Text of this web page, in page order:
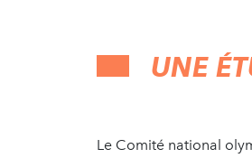
UNE
Le Comité national